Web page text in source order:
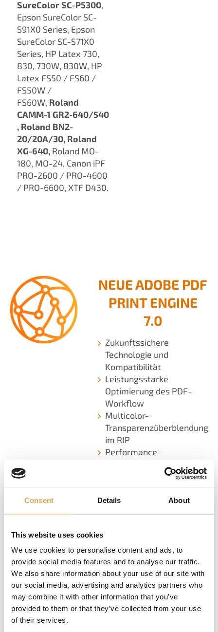
Consent Details About
This website uses cookies
We use cookies to personalise content and ads, to
provide social media features and to analyse our traffic.
We also share information about your use of our site with
our social media, advertising and analytics partners who
may combine it with other information that you’ve
provided to them or that they’ve collected from your use
of their services.
SureColor SC-P5300​,
Epson SureColor SC-
S91X0 Series, Epson
SureColor SC-S71X0
Series, HP Latex 730,
830, 730W, 830W, HP
Latex FS50 / FS60 /
FS50W /
FS60W, Roland
CAMM-1 GR2-640/540​
, Roland BN2-
20/20A/30, Roland
XG-640, Roland MO-
180, MO-24, Canon iPF
PRO-2600 / PRO-4600
/ PRO-6600, XTF D430.
NEUE ADOBE PDF
PRINT ENGINE
7.0
Zukunftssichere
Technologie und
Kompatibilität
Leistungsstarke
Optimierung des PDF-
Workflow
Multicolor-
Transparenzüberblendung
im RIP​
Performance-
Verbesserungen
VERBESSERTE
CONTAINER- UND
PROFILER-
FUNKTIONALITÄTEN
Update der Komponente für
Auftragspositionierung im